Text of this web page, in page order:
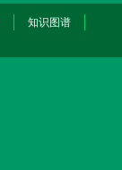
知识图谱